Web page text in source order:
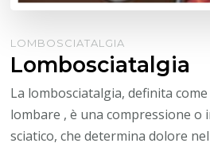
LOMBOSCIATALGIA
Lombosciatalgia
La lombosciatalgia, definita
lombare , è una compressione o
sciatico, che determina dolore